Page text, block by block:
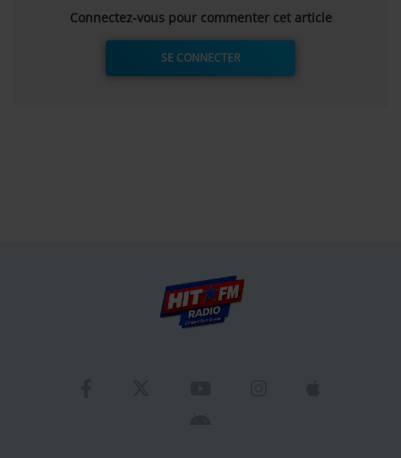
Connectez-vous pour commenter cet article
SE CONNECTER